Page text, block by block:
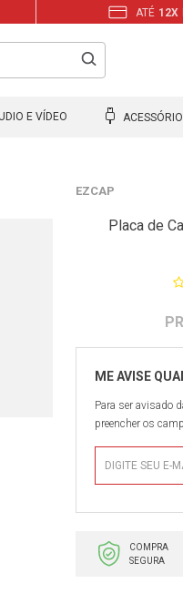
ATÉ 12X
E VÍDEO
EZCAP
Placa de
Para ser avisado
preencher os
COMPRA
SEGURA